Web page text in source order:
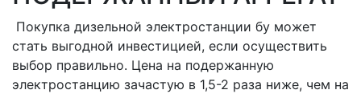
Покупка дизельной электростанции бу может
стать выгодной инвестицией, если осуществить
выбор правильно. Цена на подержанную
электростанцию зачастую в 1,5-2 раза ниже, чем на